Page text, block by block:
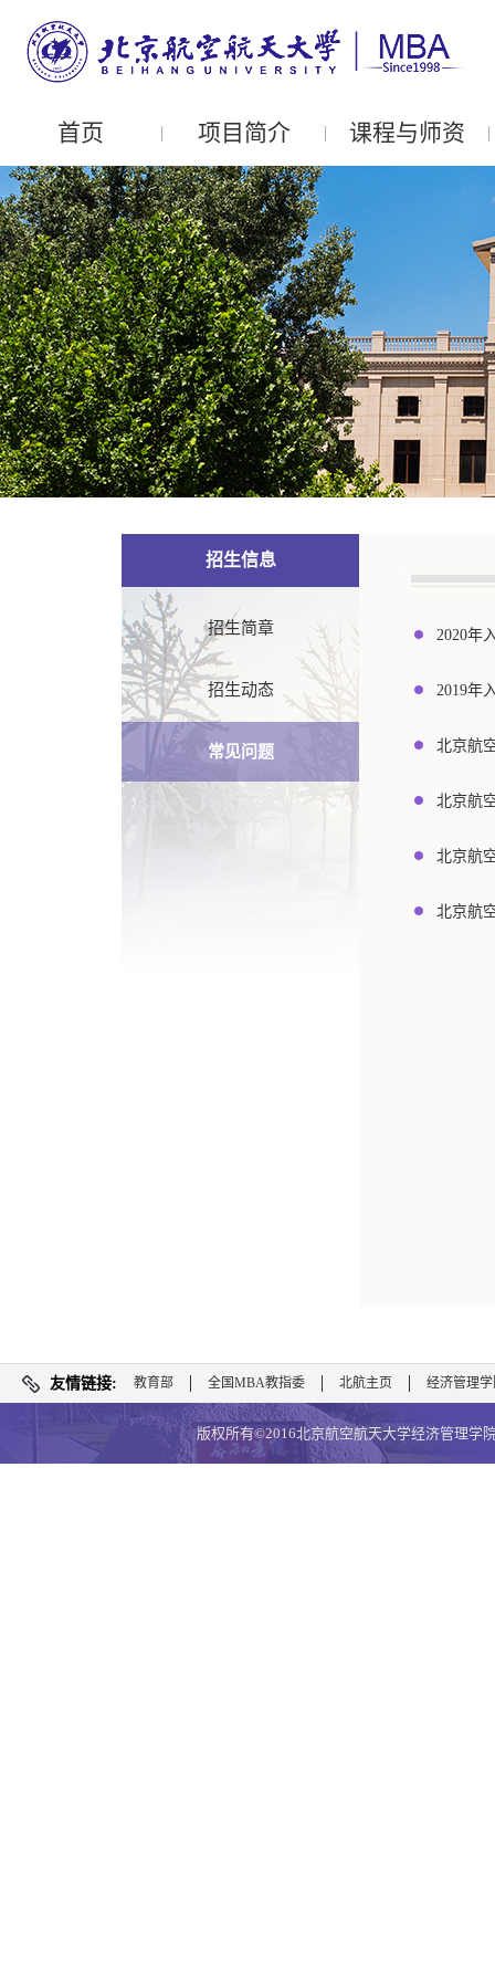
首页 | 项目简介 | 课程与师资 |
招生信息
招生简章
招生动态
常见问题
2020年
2019年
北京航
北京航
北京航
北京航
友情链接: 教育部 全国MBA教指委 北航主页 经济管理
版权所有©2016北京航空航天大学经济管理